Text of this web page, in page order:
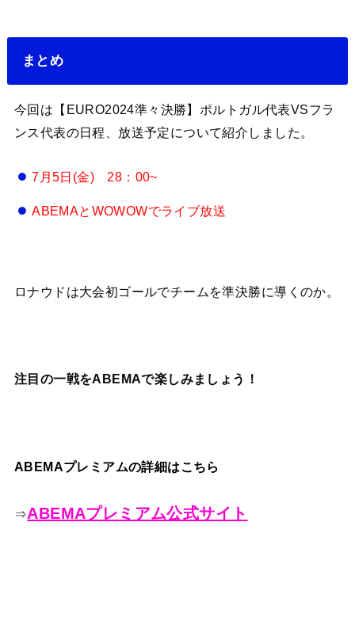
まとめ
今回は【EURO2024準々決勝】ポルトガル代表VSフラ
ンス代表の日程、放送予定について紹介しました。
7月5日(金) 28：00~
ABEMAとWOWOWでライブ放送
ロナウドは大会初ゴールでチームを準決勝に導くのか。
注目の一戦をABEMAで楽しみましょう！
ABEMAプレミアムの詳細はこちら
⇒ABEMAプレミアム公式サイト